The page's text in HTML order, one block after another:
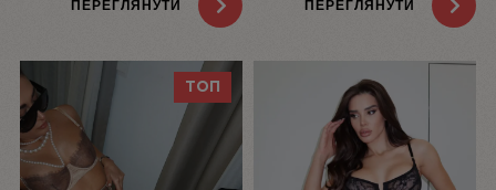
ПЕРЕГЛЯНУТИ ПЕРЕГЛЯНУТИ
ТОП